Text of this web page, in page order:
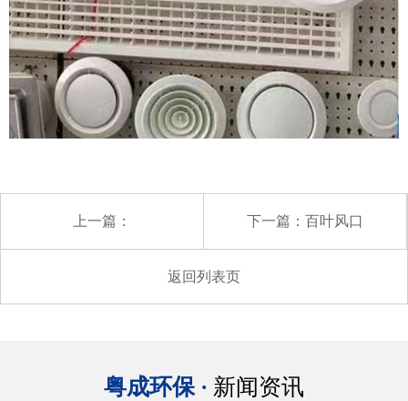
上一篇： 下一篇： 百叶风口
返回列表页
粤成环保 · 新闻资讯